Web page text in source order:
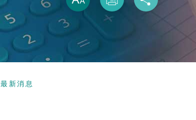
最新消息